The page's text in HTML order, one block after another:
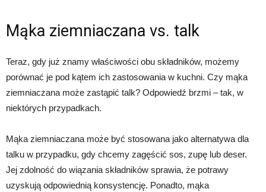
Mąka ziemniaczana vs. talk
Teraz, gdy już znamy właściwości obu składników, możemy
porównać je pod kątem ich zastosowania w kuchni. Czy mąka
ziemniaczana może zastąpić talk? Odpowiedź brzmi – tak, w
niektórych przypadkach.
Mąka ziemniaczana może być stosowana jako alternatywa dla
talku w przypadku, gdy chcemy zagęścić sos, zupę lub deser.
Jej zdolność do wiązania składników sprawia, że potrawy
uzyskują odpowiednią konsystencję. Ponadto, mąka